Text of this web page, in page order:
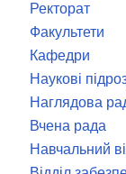
Ректорат
Факультети
Кафедри
Наукові
Наглядова
Вчена рада
Навчальний